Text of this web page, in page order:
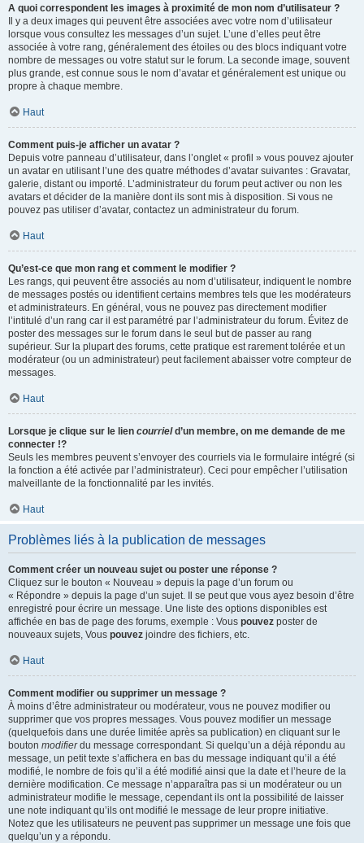
A quoi correspondent les images à proximité de mon nom d’utilisateur ?
Il y a deux images qui peuvent être associées avec votre nom d’utilisateur
lorsque vous consultez les messages d’un sujet. L’une d’elles peut être
associée à votre rang, généralement des étoiles ou des blocs indiquant votre
nombre de messages ou votre statut sur le forum. La seconde image, souvent
plus grande, est connue sous le nom d’avatar et généralement est unique ou
propre à chaque membre.
Haut
Comment puis-je afficher un avatar ?
Depuis votre panneau d’utilisateur, dans l’onglet « profil » vous pouvez ajouter
un avatar en utilisant l’une des quatre méthodes d’avatar suivantes : Gravatar,
galerie, distant ou importé. L’administrateur du forum peut activer ou non les
avatars et décider de la manière dont ils sont mis à disposition. Si vous ne
pouvez pas utiliser d’avatar, contactez un administrateur du forum.
Haut
Qu’est-ce que mon rang et comment le modifier ?
Les rangs, qui peuvent être associés au nom d’utilisateur, indiquent le nombre
de messages postés ou identifient certains membres tels que les modérateurs
et administrateurs. En général, vous ne pouvez pas directement modifier
l’intitulé d’un rang car il est paramétré par l’administrateur du forum. Évitez de
poster des messages sur le forum dans le seul but de passer au rang
supérieur. Sur la plupart des forums, cette pratique est rarement tolérée et un
modérateur (ou un administrateur) peut facilement abaisser votre compteur de
messages.
Haut
Lorsque je clique sur le lien courrield’un membre, on me demande de me
connecter !?
Seuls les membres peuvent s’envoyer des courriels via le formulaire intégré (si
la fonction a été activée par l’administrateur). Ceci pour empêcher l’utilisation
malveillante de la fonctionnalité par les invités.
Haut
Problèmes liés à la publication de messages
Comment créer un nouveau sujet ou poster une réponse ?
Cliquez sur le bouton « Nouveau » depuis la page d’un forum ou
« Répondre » depuis la page d’un sujet. Il se peut que vous ayez besoin d’être
enregistré pour écrire un message. Une liste des options disponibles est
affichée en bas de page des forums, exemple : Vous pouvez poster de
nouveaux sujets, Vous pouvez joindre des fichiers, etc.
Haut
Comment modifier ou supprimer un message ?
À moins d’être administrateur ou modérateur, vous ne pouvez modifier ou
supprimer que vos propres messages. Vous pouvez modifier un message
(quelquefois dans une durée limitée après sa publication) en cliquant sur le
bouton modifierdu message correspondant. Si quelqu’un a déjà répondu au
message, un petit texte s’affichera en bas du message indiquant qu’il a été
modifié, le nombre de fois qu’il a été modifié ainsi que la date et l’heure de la
dernière modification. Ce message n’apparaîtra pas si un modérateur ou un
administrateur modifie le message, cependant ils ont la possibilité de laisser
une note indiquant qu’ils ont modifié le message de leur propre initiative.
Notez que les utilisateurs ne peuvent pas supprimer un message une fois que
quelqu’un y a répondu.